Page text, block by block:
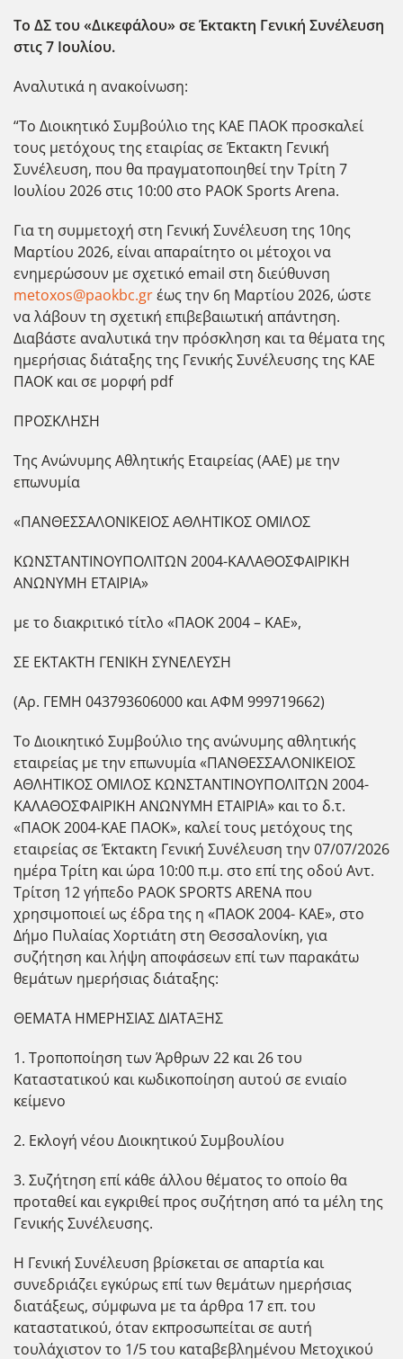
Το ΔΣ του «Δικεφάλου» σε Έκτακτη Γενική Συνέλευση
στις 7 Ιουλίου.
Αναλυτικά η ανακοίνωση:
“Το Διοικητικό Συμβούλιο της ΚΑΕ ΠΑΟΚ προσκαλεί
τους μετόχους της εταιρίας σε Έκτακτη Γενική
Συνέλευση, που θα πραγματοποιηθεί την Τρίτη 7
Ιουλίου 2026 στις 10:00 στο PAOK Sports Arena.
Για τη συμμετοχή στη Γενική Συνέλευση της 10ης
Μαρτίου 2026, είναι απαραίτητο οι μέτοχοι να
ενημερώσουν με σχετικό email στη διεύθυνση
metoxos@paokbc.grέως την 6η Μαρτίου 2026, ώστε
να λάβουν τη σχετική επιβεβαιωτική απάντηση.
Διαβάστε αναλυτικά την πρόσκληση και τα θέματα της
ημερήσιας διάταξης της Γενικής Συνέλευσης της ΚΑΕ
ΠΑΟΚ και σε μορφή pdf
ΠΡΟΣΚΛΗΣΗ
Της Ανώνυμης Αθλητικής Εταιρείας (ΑΑΕ) με την
επωνυμία
«ΠΑΝΘΕΣΣΑΛΟΝΙΚΕΙΟΣ ΑΘΛΗΤΙΚΟΣ ΟΜΙΛΟΣ
ΚΩΝΣΤΑΝΤΙΝΟΥΠΟΛΙΤΩΝ 2004-ΚΑΛΑΘΟΣΦΑΙΡΙΚΗ
ΑΝΩΝΥΜΗ ΕΤΑΙΡΙΑ»
με το διακριτικό τίτλο «ΠΑΟΚ 2004 – ΚΑΕ»,
ΣΕ ΕΚΤΑΚΤΗ ΓΕΝΙΚΗ ΣΥΝΕΛΕΥΣΗ
(Αρ. ΓΕΜΗ 043793606000 και ΑΦΜ 999719662)
Το Διοικητικό Συμβούλιο της ανώνυμης αθλητικής
εταιρείας με την επωνυμία «ΠΑΝΘΕΣΣΑΛΟΝΙΚΕΙΟΣ
ΑΘΛΗΤΙΚΟΣ ΟΜΙΛΟΣ ΚΩΝΣΤΑΝΤΙΝΟΥΠΟΛΙΤΩΝ 2004-
ΚΑΛΑΘΟΣΦΑΙΡΙΚΗ ΑΝΩΝΥΜΗ ΕΤΑΙΡΙΑ» και το δ.τ.
«ΠΑΟΚ 2004-ΚΑΕ ΠΑΟΚ», καλεί τους μετόχους της
εταιρείας σε Έκτακτη Γενική Συνέλευση την 07/07/2026
ημέρα Τρίτη και ώρα 10:00 π.μ. στο επί της οδού Αντ.
Τρίτση 12 γήπεδο PAOK SPORTS ARENA που
χρησιμοποιεί ως έδρα της η «ΠΑΟΚ 2004- ΚΑΕ», στο
Δήμο Πυλαίας Χορτιάτη στη Θεσσαλονίκη, για
συζήτηση και λήψη αποφάσεων επί των παρακάτω
θεμάτων ημερήσιας διάταξης:
ΘΕΜΑΤΑ ΗΜΕΡΗΣΙΑΣ ΔΙΑΤΑΞΗΣ
1. Τροποποίηση των Άρθρων 22 και 26 του
Καταστατικού και κωδικοποίηση αυτού σε ενιαίο
κείμενο
2. Εκλογή νέου Διοικητικού Συμβουλίου
3. Συζήτηση επί κάθε άλλου θέματος το οποίο θα
προταθεί και εγκριθεί προς συζήτηση από τα μέλη της
Γενικής Συνέλευσης.
Η Γενική Συνέλευση βρίσκεται σε απαρτία και
συνεδριάζει εγκύρως επί των θεμάτων ημερήσιας
διατάξεως, σύμφωνα με τα άρθρα 17 επ. του
καταστατικού, όταν εκπροσωπείται σε αυτή
τουλάχιστον το 1/5 του καταβεβλημένου Μετοχικού